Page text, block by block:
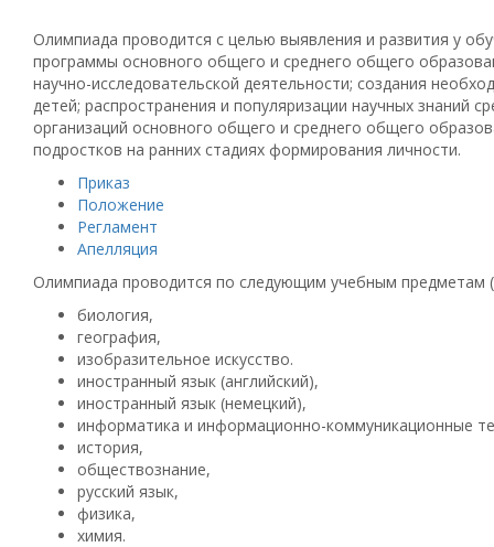
Олимпиада проводится с целью выявления и развития у
программы основного общего и среднего общего
научно-исследовательской деятельности; создания
детей; распространения и популяризации научных знаний
организаций основного общего и среднего общего
подростков на ранних стадиях формирования личности.
Приказ
Положение
Регламент
Апелляция
Олимпиада проводится по следующим учебным
биология,
география,
изобразительное искусство.
иностранный язык (английский),
иностранный язык (немецкий),
информатика и информационно-коммуникационные
история,
обществознание,
русский язык,
физика,
химия.